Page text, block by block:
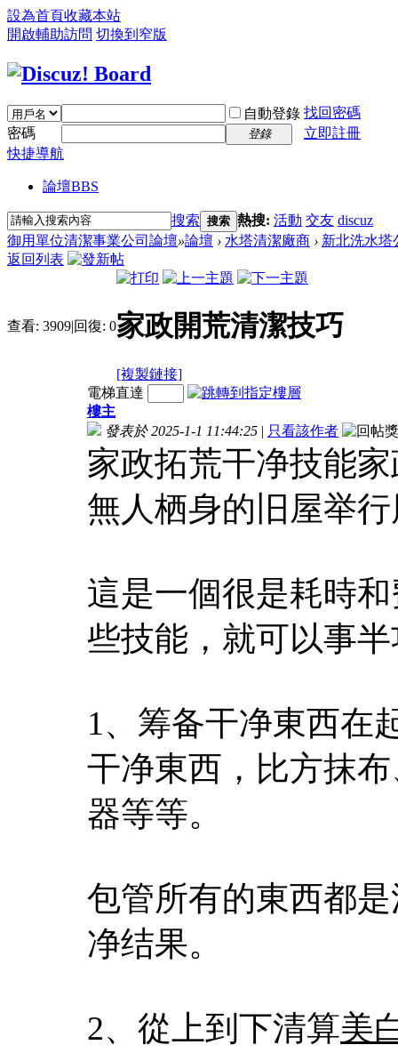
設為首頁收藏本站
開啟輔助訪問 切換到窄版
自動登錄 找回密碼
密碼
登錄
立即註冊
快捷導航
論壇BBS
搜索 搜索 熱搜: 活動 交友 discuz
御用單位清潔事業公司論壇»論壇 › 水塔清潔廠商 › 新北洗水塔
返回列表
查看: 3909|回復: 0家政開荒清潔技巧
[複製鏈接]
電梯直達
樓主
發表於 2025-1-1 11:44:25 | 只看該作者
家政拓荒干净技能
無人栖身的旧屋举
這是一個很是耗時
些技能，就可以事
1、筹备干净東西在
干净東西，比方抹
器等等。
包管所有的東西都
净结果。
2、從上到下清算美